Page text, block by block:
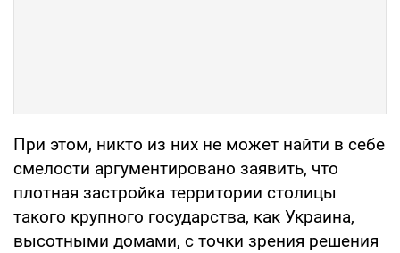
При этом, никто из них не может найти в себе
смелости аргументировано заявить, что
плотная застройка территории столицы
такого крупного государства, как Украина,
высотными домами, с точки зрения решения